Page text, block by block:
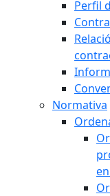
Perfil
Normativa